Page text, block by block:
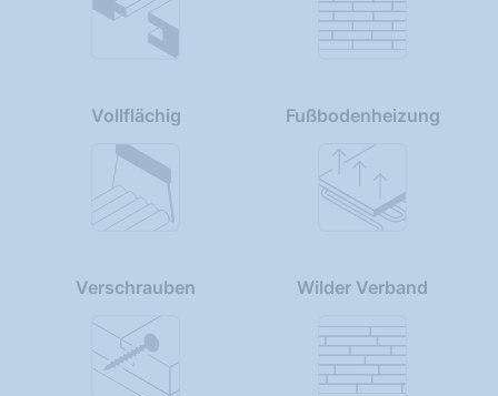
Vollflächig Fußbodenheizung
Verschrauben Wilder Verband